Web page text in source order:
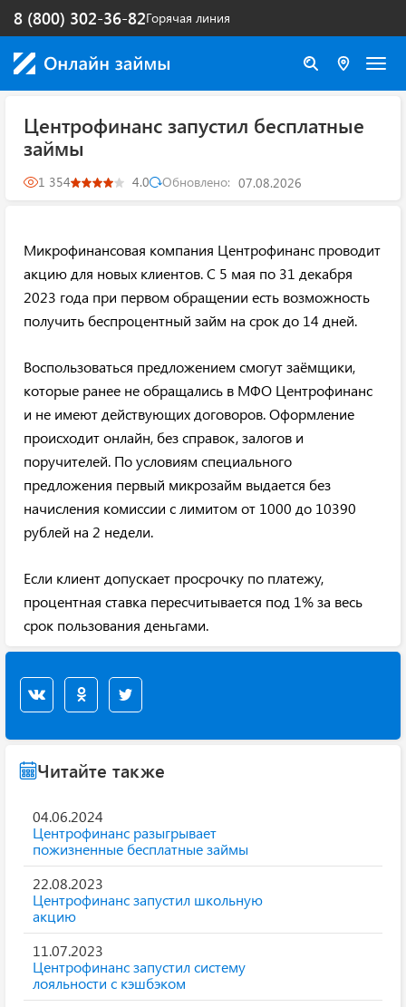
Горячая линия
8 (800) 302-36-82
Центрофинанс запустил бесплатные
займы
1 354 4.0 Обновлено: 07.08.2026
Микрофинансовая компания Центрофинанс проводит
акцию для новых клиентов. С 5 мая по 31 декабря
2023 года при первом обращении есть возможность
получить беспроцентный займ на срок до 14 дней.
Воспользоваться предложением смогут заёмщики,
которые ранее не обращались в МФО Центрофинанс
и не имеют действующих договоров. Оформление
происходит онлайн, без справок, залогов и
поручителей. По условиям специального
предложения первый микрозайм выдается без
начисления комиссии с лимитом от 1000 до 10390
рублей на 2 недели.
Если клиент допускает просрочку по платежу,
процентная ставка пересчитывается под 1% за весь
срок пользования деньгами.
Читайте также
04.06.2024
Центрофинанс разыгрывает
пожизненные бесплатные займы
22.08.2023
Центрофинанс запустил школьную
акцию
11.07.2023
Центрофинанс запустил систему
лояльности с кэшбэком